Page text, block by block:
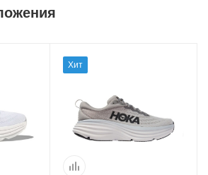
Хит